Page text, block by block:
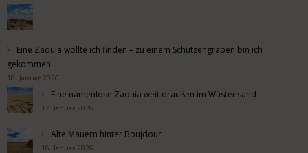
Eine Zaouia wollte ich finden – zu einem Schützengraben bin ich
gekommen
18. Januar 2026
Eine namenlose Zaouia weit draußen im Wüstensand
17. Januar 2026
Alte Mauern hinter Boujdour
16. Januar 2026